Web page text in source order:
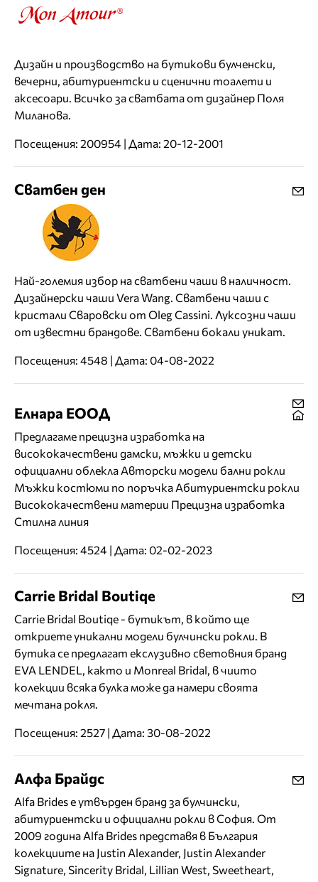
Дизайн и производство на бутикови булченски,
вечерни, абитуриентски и сценични тоалети и
аксесоари. Всичко за сватбата от дизайнер Поля
Миланова.
Посещения: 200954 | Дата: 20-12-2001
Сватбен ден
Най-големия избор на сватбени чаши в наличност.
Дизайнерски чаши Vera Wang. Сватбени чаши с
кристали Сваровски от Oleg Cassini. Луксозни чаши
от известни брандове. Сватбени бокали уникат.
Посещения: 4548 | Дата: 04-08-2022
Елнара ЕООД
Предлагаме прецизна изработка на
висококачествени дамски, мъжки и детски
официални облекла Авторски модели бални рокли
Мъжки костюми по поръчка Абитуриентски рокли
Висококачествени материи Прецизна изработка
Стилна линия
Посещения: 4524 | Дата: 02-02-2023
Carrie Bridal Boutiqe
Carrie Bridal Boutiqe - бутикът, в който ще
откриете уникални модели булчински рокли. В
бутика се предлагат екслузивно световния бранд
EVA LENDEL, както и Monreal Bridal, в чиито
колекции всяка булка може да намери своята
мечтана рокля.
Посещения: 2527 | Дата: 30-08-2022
Алфа Брайдс
Alfa Brides е утвърден бранд за булчински,
абитуриентски и официални рокли в София. От
2009 година Alfa Brides представя в България
колекциите на Justin Alexander, Justin Alexander
Signature, Sincerity Bridal, Lillian West, Sweetheart,